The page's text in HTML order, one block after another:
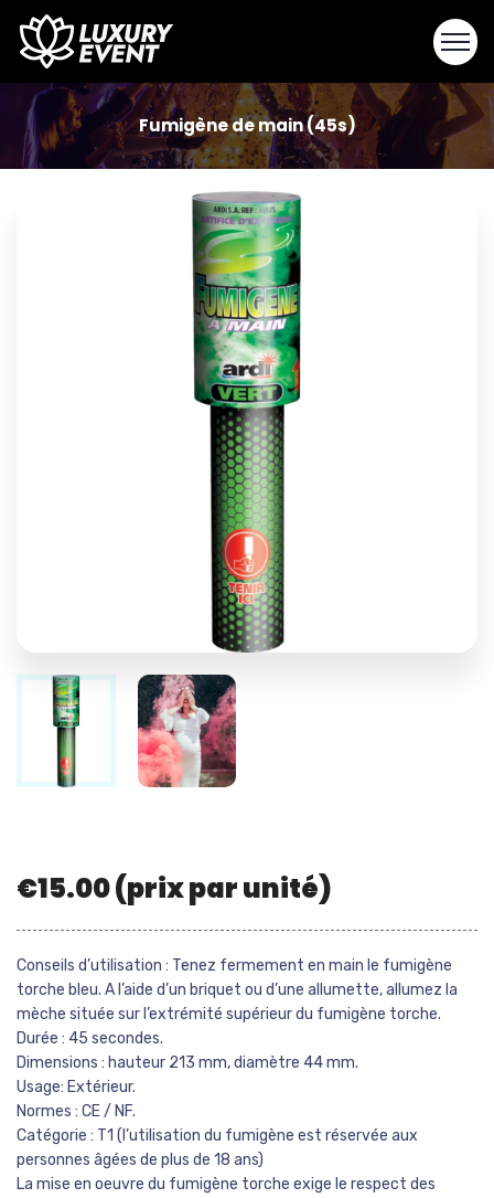
Fumigène de main (45s)
€15.00(prix par unité)
Conseils d’utilisation : Tenez fermement en main le fumigène
torche bleu. A l’aide d’un briquet ou d’une allumette, allumez la
mèche située sur l’extrémité supérieur du fumigène torche.
Durée : 45 secondes.
Dimensions : hauteur 213 mm, diamètre 44 mm.
Usage: Extérieur.
Normes : CE / NF.
Catégorie : T1 (l’utilisation du fumigène est réservée aux
personnes âgées de plus de 18 ans)
La mise en oeuvre du fumigène torche exige le respect des